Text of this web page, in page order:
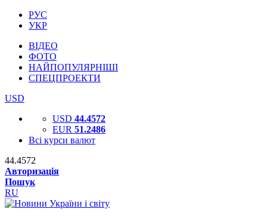
РУС
УКР
ВІДЕО
ФОТО
НАЙПОПУЛЯРНІШІ
СПЕЦПРОЕКТИ
USD
USD 44.4572
EUR 51.2486
Всі курси валют
44.4572
Авторизація
Пошук
RU